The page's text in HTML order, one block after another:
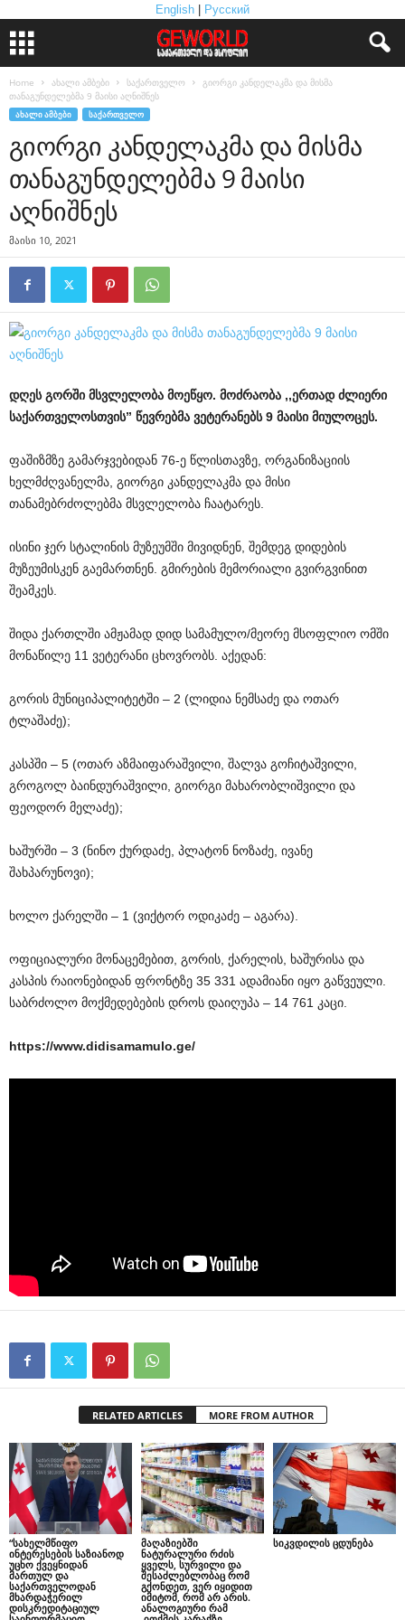
English Русский
Home ახალი ამბები საქართველო
გიორგი კანდელაკმა და მისმა
თანაგუნდელებმა 9 მაისი აღნიშნეს
ᲐᲮᲐᲚᲘ ᲐᲛᲑᲔᲑᲘ ᲡᲐᲥᲐᲠᲗᲕᲔᲚᲝ
გიორგი კანდელაკმა და მისმა
თანაგუნდელებმა 9 მაისი
აღნიშნეს
მაისი 10, 2021
დღეს გორში მსვლელობა მოეწყო. მოძრაობა ,,ერთად ძლიერი
საქართველოსთვის” წევრებმა ვეტერანებს9 მაისი მიულოცეს.
ფაშიზმზე გამარჯვებიდან 76-ე წლისთავზე, ორგანიზაციის
ხელმძღვანელმა, გიორგი კანდელაკმა და მისი
თანამებრძოლებმა მსვლელობა ჩაატარეს.
ისინი ჯერ სტალინის მუზეუმში მივიდნენ, შემდეგ დიდების
მუზეუმისკენ გაემართნენ. გმირების მემორიალი გვირგვინით
შეამკეს.
შიდა ქართლში ამჟამად დიდ სამამულო/მეორე მსოფლიო ომში
მონაწილე 11 ვეტერანი ცხოვრობს. აქედან:
გორის მუნიციპალიტეტში – 2 (ლიდია ნემსაძე და ოთარ
ტლაშაძე);
კასპში – 5 (ოთარ აზმაიფარაშვილი, შალვა გოჩიტაშვილი,
გროგოლ ბაინდურაშვილი, გიორგი მახარობლიშვილი და
ფეოდორ მელაძე);
ხაშურში – 3 (ნინო ქურდაძე, პლატონ ნოზაძე, ივანე
შახპარუნოვი);
ხოლო ქარელში – 1 (ვიქტორ ოდიკაძე – აგარა).
ოფიციალური მონაცემებით, გორის, ქარელის, ხაშურისა და
კასპის რაიონებიდან ფრონტზე 35 331 ადამიანი იყო გაწვეული.
საბრძოლო მოქმედებების დროს დაიღუპა – 14 761 კაცი.
https://www.didisamamulo.ge/
RELATED ARTICLES MORE FROM AUTHOR
“სახელმწიფო
ინტერესების საზიანოდ
უცხო ქვეყნიდან
მართულ და
საქართველოდან
მხარდაჭერილ
დისკრედიტაციულ
მაღაზიებში
ნატურალური რძის
ყველს, სურვილი და
შესაძლებლობაც რომ
გქონდეთ, ვერ იყიდით
იმიტომ, რომ არ არის.
ანალოგიური რამ
სიკვდილის ცდუნება